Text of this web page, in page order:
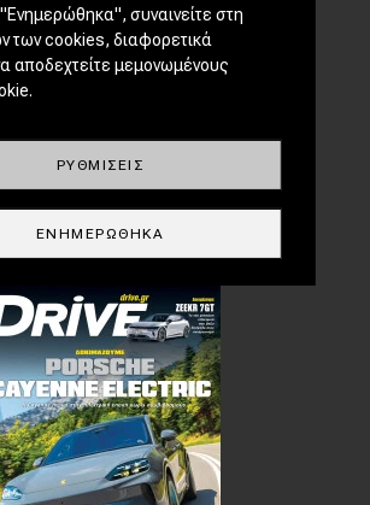
Συμβουλές
ΚΤΕΟ
DRIVE USED
Περιοδικό
συναινείτε στη
των cookies, διαφορετικά
αποδεχτείτε μεμονωμένους
ΡΥΘΜΊΣΕΙΣ
ΕΝΗΜΕΡΏΘΗΚΑ